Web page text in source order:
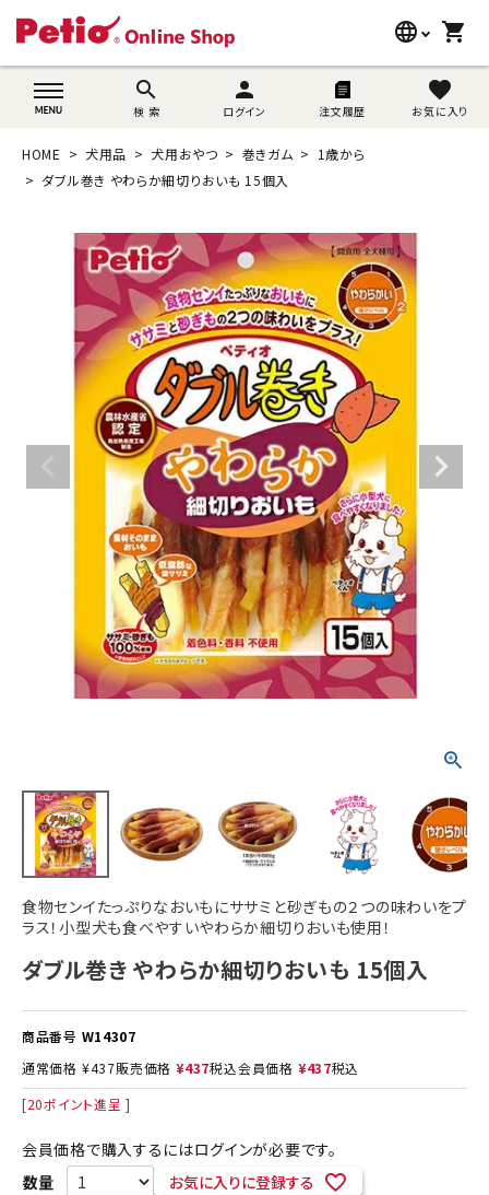
language
wovn-lang-name
shopping_cart
search
検 索
person
ログイン 注文履歴
favorite
お気に入り
search
猫用品
うさぎ用品
ブランド別に探す
目的別に探す
SNS
ご利用案内
ACCOUNT MENU
ようこそ ゲスト 様
person 新規会員登録
HOME 犬用品 犬用おやつ 巻きガム
1歳から
ダブル巻き やわらか細切りおいも 15個入
食物センイたっぷりなおいもにササミと砂ぎもの２つの味わいをプ
ラス！小型犬も食べやすいやわらか細切りおいも使用！
ダブル巻き やわらか細切りおいも 15個入
商品番号 W14307
通常価格 ¥437販売価格 ¥437税込会員価格 ¥437税込
[20ポイント進呈 ]
会員価格で購入するにはログインが必要です。
お気に入りに登録する